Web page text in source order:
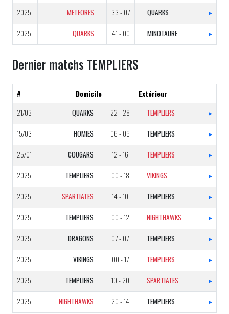
2025 METEORES 33 - 07 QUARKS ▸
2025 QUARKS 41 - 00 MINOTAURE ▸
Dernier matchs TEMPLIERS
# Domicile
Extérieur
21/03
QUARKS 22 - 28 TEMPLIERS ▸
15/03 HOMIES 06 - 06 TEMPLIERS ▸
25/01 COUGARS 12 - 16 TEMPLIERS ▸
2025 TEMPLIERS 00 - 18 VIKINGS ▸
2025 SPARTIATES 14 - 10 TEMPLIERS ▸
2025 TEMPLIERS 00 - 12 NIGHTHAWKS ▸
2025 DRAGONS 07 - 07 TEMPLIERS ▸
2025 VIKINGS 00 - 17 TEMPLIERS ▸
2025 TEMPLIERS 10 - 20 SPARTIATES ▸
2025 NIGHTHAWKS 20 - 14 TEMPLIERS ▸